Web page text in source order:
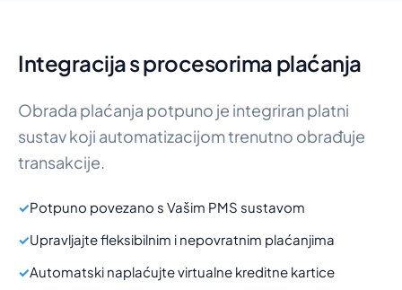
Integracija s procesorima plaćanja
Obrada plaćanja potpuno je integriran platni
sustav koji automatizacijom trenutno obrađuje
transakcije.
✓Potpuno povezano s Vašim PMS sustavom
✓Upravljajte fleksibilnim i nepovratnim plaćanjima
✓Automatski naplaćujte virtualne kreditne kartice